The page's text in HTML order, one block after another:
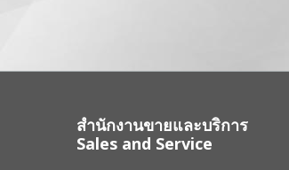
สำนักงานขายและบริการ
Sales and Service